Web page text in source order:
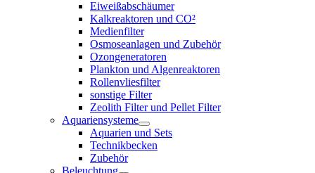
Eiweißabschäumer
Kalkreaktoren und CO²
Medienfilter
Osmoseanlagen und Zubehör
Ozongeneratoren
Plankton und Algenreaktoren
Rollenvliesfilter
sonstige Filter
Zeolith Filter und Pellet Filter
Aquariensysteme
Aquarien und Sets
Technikbecken
Zubehör
Beleuchtung